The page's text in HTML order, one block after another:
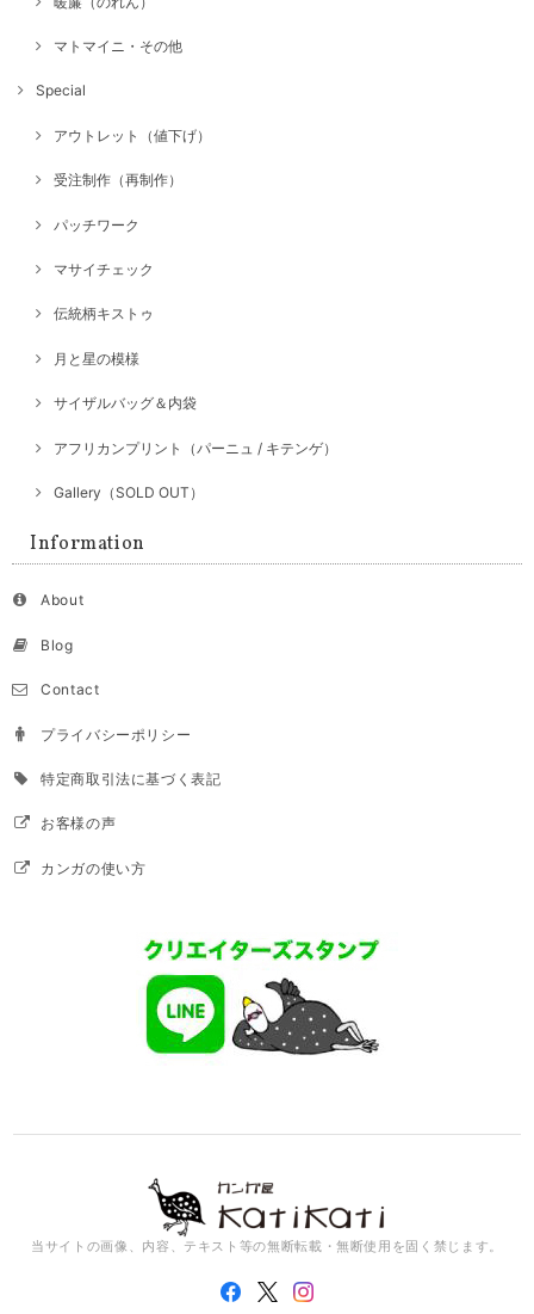
マトマイニ・その他
Special
アウトレット（値下げ）
受注制作（再制作）
パッチワーク
マサイチェック
伝統柄キストゥ
月と星の模様
サイザルバッグ＆内袋
アフリカンプリント（パーニュ / キテンゲ）
Gallery（SOLD OUT）
Information
About
Blog
Contact
プライバシーポリシー
特定商取引法に基づく表記
お客様の声
カンガの使い方
当サイトの画像、内容、テキスト等の無断転載・無断使用を固く禁じます。